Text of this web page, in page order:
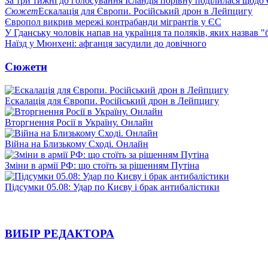
СюжетЕскалація для Європи. Російський дрон в Лейпцигу
Європол викрив мережі контрабанди мігрантів у ЄС
У Гданську чоловік напав на українця та поляків, яких назвав
Наїзд у Мюнхені: афганця засудили до довічного
Сюжети
Ескалація для Європи. Російський дрон в Лейпцигу
Вторгнення Росії в Україну. Онлайн
Війна на Близькому Сході. Онлайн
Зміни в армії РФ: що стоїть за рішенням Путіна
Підсумки 05.08: Удар по Києву і брак антибалістики
ВИБІР РЕДАКТОРА